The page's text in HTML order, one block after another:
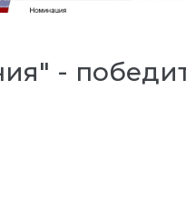
-